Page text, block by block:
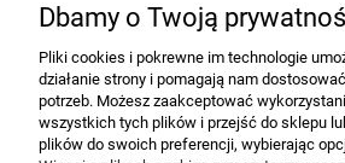
Kurier DPD
Paczkomat InPost 24/7
Odbiór osobisty Dębe Kolonia ((Dębe
Dbamy o Twoją
Pliki cookies i pokrewne im technologie
działanie strony i pomagają nam
potrzeb. Możesz zaakceptować
wszystkich tych plików i przejść do sklepu
plików do swoich preferencji, wybierając